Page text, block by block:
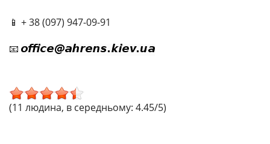
📱 + 38 (097) 947-09-91
📧
(11 людина, в середньому: 4.45/5)